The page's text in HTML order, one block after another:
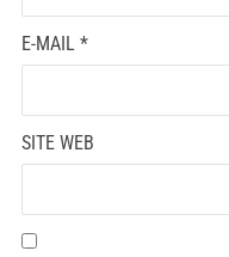
E-MAIL *
SITE WEB